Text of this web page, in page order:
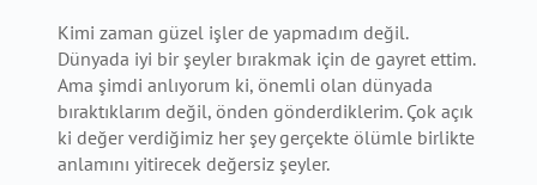
Kimi zaman güzel işler de yapmadım değil.
Dünyada iyi bir şeyler bırakmak için de gayret ettim.
Ama şimdi anlıyorum ki, önemli olan dünyada
bıraktıklarım değil, önden gönderdiklerim. Çok açık
ki değer verdiğimiz her şey gerçekte ölümle birlikte
anlamını yitirecek değersiz şeyler.